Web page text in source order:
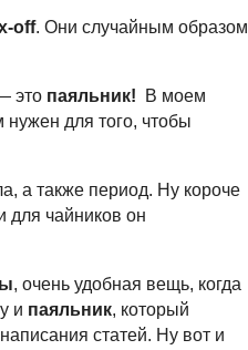
off. Они случайным образом
это паяльник!
В моем
нужен для того, чтобы
а также период. Ну короче
для чайников он
, очень удобная вещь, когда
и паяльник, который
статей. Ну вот и